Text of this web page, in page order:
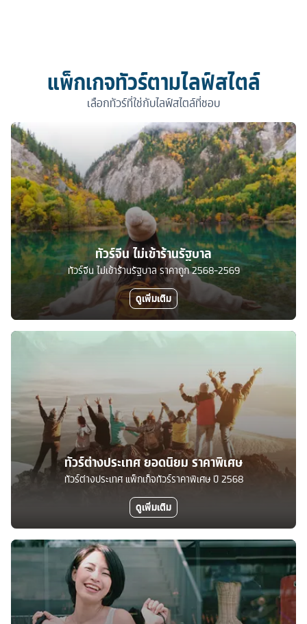
แพ็กเกจทัวร์ตามไลฟ์สไตล์
เลือกทัวร์ที่ใช่กับไลฟ์สไตล์ที่ชอบ
ทัวร์จีน ไม่เข้าร้านรัฐบาล
ทัวร์จีน ไม่เข้าร้านรัฐบาล ราคาถูก 2568-2569
ดูเพิ่มเติม
ทัวร์ต่างประเทศ ยอดนิยม ราคาพิเศษ
ทัวร์ต่างประเทศ แพ็กเก็จทัวร์ราคาพิเศษ ปี 2568
ดูเพิ่มเติม